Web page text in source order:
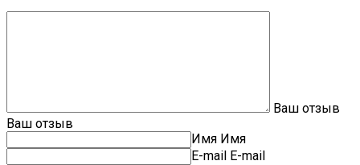
Ваш отзыв
Ваш отзыв
Имя Имя
E-mail E-mail